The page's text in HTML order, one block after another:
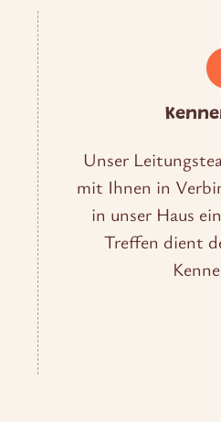
Unser
mit Ihnen in
in unser Haus
Treffen dient